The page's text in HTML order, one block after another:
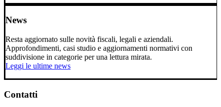
News
Resta aggiornato sulle novità fiscali, legali e aziendali.
Approfondimenti, casi studio e aggiornamenti normativi con
suddivisione in categorie per una lettura mirata.
Leggi le ultime news
Contatti